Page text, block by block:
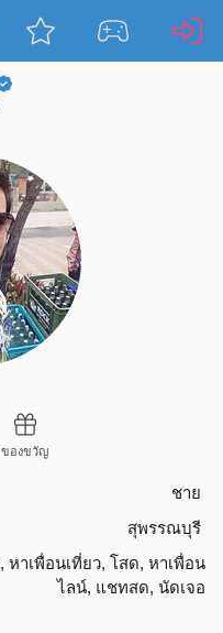
ของขวัญ
ชาย
สุพรรณบุรี
, หาเพื่อนเที่ยว, โสด, หาเพื่อน
ไลน์, แชทสด, นัดเจอ